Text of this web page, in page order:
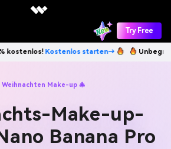
Try Free
starten→ Unbegrenzt KI-
Weihnachten Make-up 🎄
Make-up-
Banana Pro